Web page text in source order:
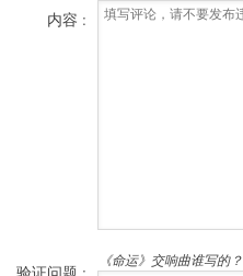
内容 :
《命运》交响曲谁写的？